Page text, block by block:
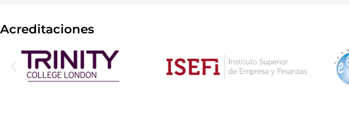
Acreditaciones